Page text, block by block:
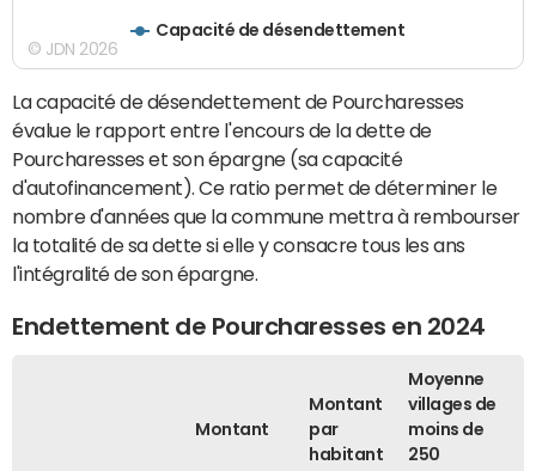
Capacité de désendettement
© JDN 2026
La capacité de désendettement de Pourcharesses
évalue le rapport entre l'encours de la dette de
Pourcharesses et son épargne (sa capacité
d'autofinancement). Ce ratio permet de déterminer le
nombre d'années que la commune mettra à rembourser
la totalité de sa dette si elle y consacre tous les ans
l'intégralité de son épargne.
Endettement de Pourcharesses en 2024
Montant
Montant
par
habitant
Moyenne
villages de
moins de
250